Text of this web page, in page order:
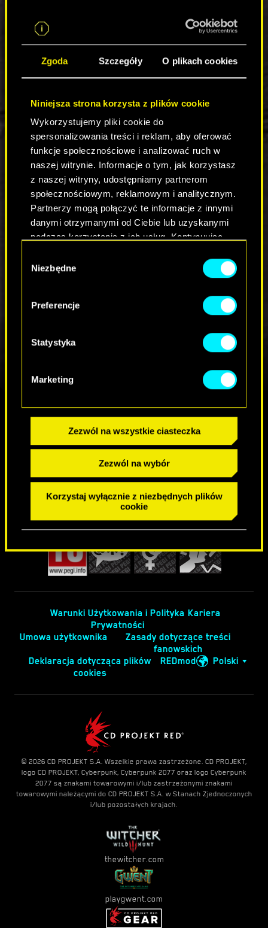
Zgoda Szczegóły O plikach cookies
Niniejsza strona korzysta z plików cookie
Wykorzystujemy pliki cookie do
spersonalizowania treści i reklam, aby oferować
funkcje społecznościowe i analizować ruch w
naszej witrynie. Informacje o tym, jak korzystasz
z naszej witryny, udostępniamy partnerom
społecznościowym, reklamowym i analitycznym.
Partnerzy mogą połączyć te informacje z innymi
danymi otrzymanymi od Ciebie lub uzyskanymi
podczas korzystania z ich usług. Kontynuując
używanie plików cookie.
zgody
Niezbędne
Preferencje
Statystyka
Marketing
Zezwól na wszystkie ciasteczka
Zezwól na wybór
Korzystaj wyłącznie z niezbędnych plików
cookie
Jeśli kiedykolwiek zastanawialiście się, co
zainspirowało Mike'a do stworzenia Cyberpunka
2013 i 2020, jaka była jego reakcja na informację,
że to Keanu wcieli się w Johnny'ego Silverhanda
Kiedy: czwartek, 30 października, godz. 17:00
Gdzie:
https://www.youtube.com/@CyberpunkGame
oraz https://www.twitch.tv/cdprojektred
Do zobaczenia na czacie!
KOMENTARZE_3
WEŹ UDZIAŁ W DYSKUSJI
Warunki Użytkowania i Polityka
Prywatności
Kariera
Umowa użytkownika
Zasady dotyczące treści
fanowskich
Deklaracja dotycząca plików
cookies
REDmod Polski
© 2026 CD PROJEKT S.A. Wszelkie prawa zastrzeżone. CD PROJEKT,
logo CD PROJEKT, Cyberpunk, Cyberpunk 2077 oraz logo Cyberpunk
2077 są znakami towarowymi i/lub zastrzeżonymi znakami
towarowymi należącymi do CD PROJEKT S.A. w Stanach Zjednoczonych
i/lub pozostałych krajach.
thewitcher.com
playgwent.com